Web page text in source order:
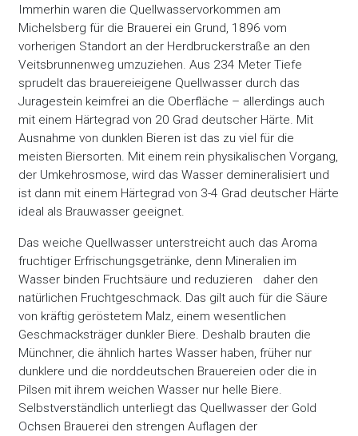
Immerhin waren die Quellwasservorkommen am
Michelsberg für die Brauerei ein Grund, 1896 vom
vorherigen Standort an der Herdbruckerstraße an den
Veitsbrunnenweg umzuziehen. Aus 234 Meter Tiefe
sprudelt das brauereieigene Quellwasser durch das
Juragestein keimfrei an die Oberfläche – allerdings auch
mit einem Härtegrad von 20 Grad deutscher Härte. Mit
Ausnahme von dunklen Bieren ist das zu viel für die
meisten Biersorten. Mit einem rein physikalischen Vorgang,
der Umkehrosmose, wird das Wasser demineralisiert und
ist dann mit einem Härtegrad von 3-4 Grad deutscher Härte
ideal als Brauwasser geeignet.
Das weiche Quellwasser unterstreicht auch das Aroma
fruchtiger Erfrischungsgetränke, denn Mineralien im
Wasser binden Fruchtsäure und reduzieren daher den
natürlichen Fruchtgeschmack. Das gilt auch für die Säure
von kräftig geröstetem Malz, einem wesentlichen
Geschmacksträger dunkler Biere. Deshalb brauten die
Münchner, die ähnlich hartes Wasser haben, früher nur
dunklere und die norddeutschen Brauereien oder die in
Pilsen mit ihrem weichen Wasser nur helle Biere.
Selbstverständlich unterliegt das Quellwasser der Gold
Ochsen Brauerei den strengen Auflagen der